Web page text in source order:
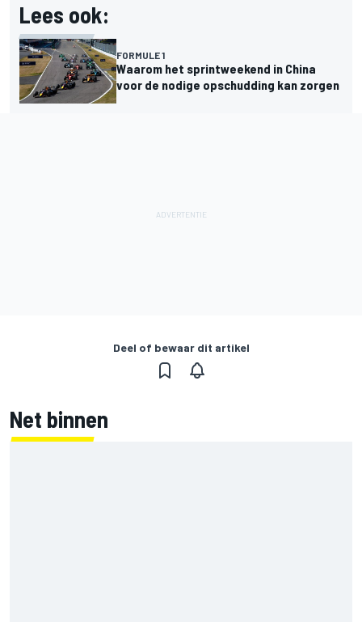
Lees ook:
FORMULE 1
Waarom het sprintweekend in China
voor de nodige opschudding kan zorgen
Deel of bewaar dit artikel
Net binnen